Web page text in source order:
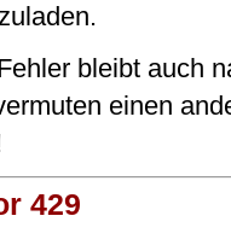
bleibt auch
einen
429